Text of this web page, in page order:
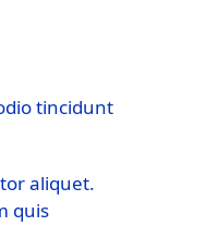
tincidunt
aliquet.
quis